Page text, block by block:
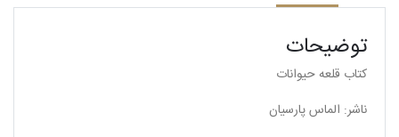
توضیحات
کتاب قلعه حیوانات
ناشر: الماس پارسیان